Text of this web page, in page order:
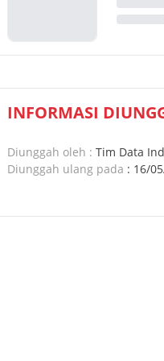
INFORMASI
Diunggah oleh : Tim Data
Diunggah ulang pada : 16/